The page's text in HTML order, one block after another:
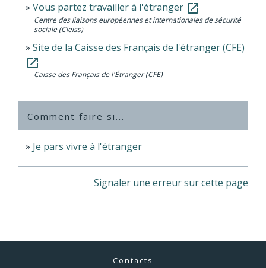
Vous partez travailler à l'étranger open_in_new
Centre des liaisons européennes et internationales de sécurité
sociale (Cleiss)
Site de la Caisse des Français de l'étranger (CFE)
open_in_new
Caisse des Français de l'Étranger (CFE)
Comment faire si...
Je pars vivre à l'étranger
Signaler une erreur sur cette page
Contacts